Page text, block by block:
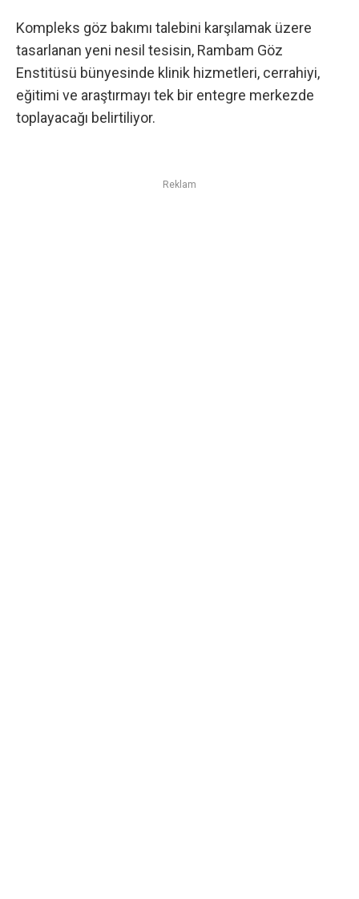
Kompleks göz bakımı talebini karşılamak üzere
tasarlanan yeni nesil tesisin, Rambam Göz
Enstitüsü bünyesinde klinik hizmetleri, cerrahiyi,
eğitimi ve araştırmayı tek bir entegre merkezde
toplayacağı belirtiliyor.
Reklam